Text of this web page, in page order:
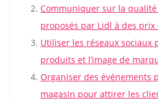
Communiquer sur la
proposés par Lidl à des
Utiliser les réseaux sociaux
produits et l’image de
Organiser des événements
magasin pour attirer les